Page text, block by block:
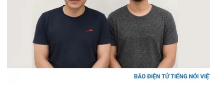
Sức khỏe
Dinh dưỡng - món ngon
Cây thuốc
Đời sống
Nhà đẹp
Blog
Tình yêu - Gia đình